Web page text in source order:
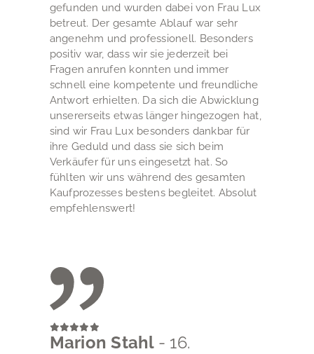
gefunden und wurden dabei von Frau Lux
betreut. Der gesamte Ablauf war sehr
angenehm und professionell. Besonders
positiv war, dass wir sie jederzeit bei
Fragen anrufen konnten und immer
schnell eine kompetente und freundliche
Antwort erhielten. Da sich die Abwicklung
unsererseits etwas länger hingezogen hat,
sind wir Frau Lux besonders dankbar für
ihre Geduld und dass sie sich beim
Verkäufer für uns eingesetzt hat. So
fühlten wir uns während des gesamten
Kaufprozesses bestens begleitet. Absolut
empfehlenswert!
Marion Stahl - 16.